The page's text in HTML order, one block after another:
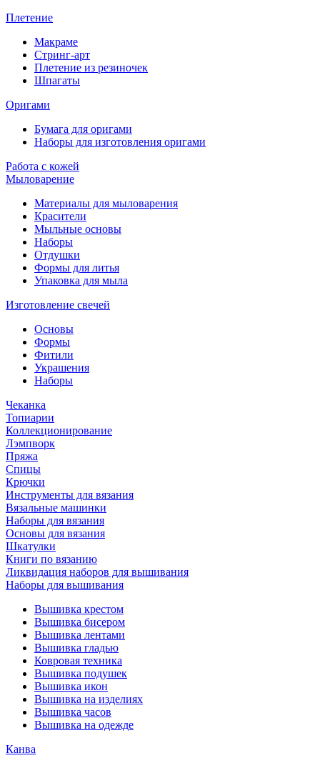
Плетение
Макраме
Стринг-арт
Плетение из резиночек
Шпагаты
Оригами
Бумага для оригами
Наборы для изготовления оригами
Работа с кожей
Мыловарение
Материалы для мыловарения
Красители
Мыльные основы
Наборы
Отдушки
Формы для литья
Упаковка для мыла
Изготовление свечей
Основы
Формы
Фитили
Украшения
Наборы
Чеканка
Топиарии
Коллекционирование
Лэмпворк
Пряжа
Спицы
Крючки
Инструменты для вязания
Вязальные машинки
Наборы для вязания
Основы для вязания
Шкатулки
Книги по вязанию
Ликвидация наборов для вышивания
Наборы для вышивания
Вышивка крестом
Вышивка бисером
Вышивка лентами
Вышивка гладью
Ковровая техника
Вышивка подушек
Вышивка икон
Вышивка на изделиях
Вышивка часов
Вышивка на одежде
Канва